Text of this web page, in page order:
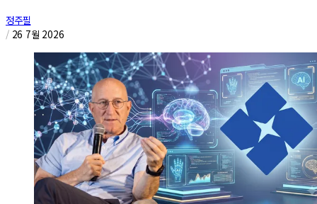
정주필
/ 26 7월 2026